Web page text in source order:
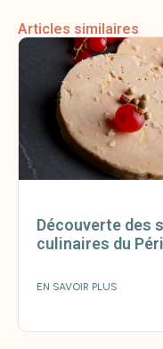
Articles similaires
Découverte des
culinaires du
EN SAVOIR PLUS